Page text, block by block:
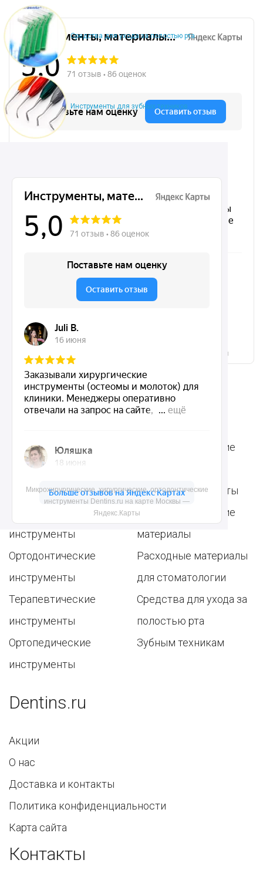
Средства для ухода за полостью рта
Инструменты для зубных техников
Микрохирургические, хирургические, ортодонтические
инструменты Dentins.ru на карте Москвы —
Яндекс.Карты
Микрохирургические, хирургические, ортодонтические
инструменты Dentins.ru на карте Москвы — Яндекс.Карты
Ассортимент
Популярные наборы
Хирургические
инструменты
Пародонтологические
инструменты
Ортодонтические
инструменты
Терапевтические
инструменты
Ортопедические
инструменты
Стоматологические
Общие инструменты
Стоматологические
материалы
Расходные материалы
для стоматологии
Средства для ухода за
полостью рта
Зубным техникам
Dentins.ru
Акции
О нас
Доставка и контакты
Политика конфиденциальности
Карта сайта
Контакты